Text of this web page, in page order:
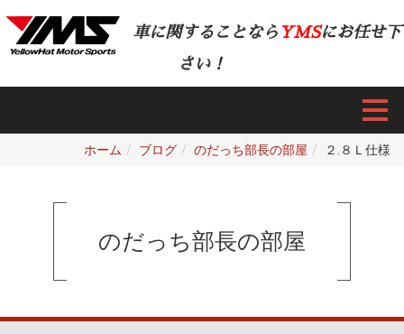
車に関することなら YMSにお任せ下
さい！
ホーム ブログ のだっち部長の部屋 ２.８Ｌ仕様
のだっち部長の部屋